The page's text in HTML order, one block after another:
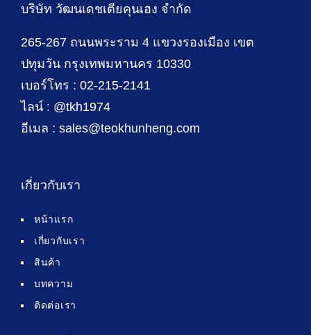
บริษัท วัฒนเดชเตียคุนเฮง จำกัด
265-267 ถนนพระราม 4 แขวงรองเมือง เขต
ปทุมวัน กรุงเทพมหานคร 10330
เบอร์โทร : 02-215-2141
ไลน์ : @tkh1974
อีเมล : sales@teokhunheng.com
เกี่ยวกับเรา
หน้าแรก
เกี่ยวกับเรา
สินค้า
บทความ
ติดต่อเรา